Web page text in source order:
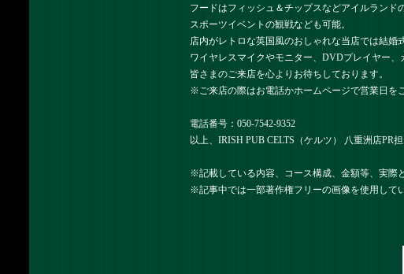
フードはフィッシュ＆チップスなどアイルランド
スポーツイベントの観戦なども可能。
店内がレトロな英国風のおしゃれな当店では結婚
ワイヤレスマイクやモニター、DVDプレイヤー、
皆さまのご来店を心よりお待ちしております。
※ご来店の際はお電話かホームページで営業日を
電話番号：050-7542-9352
以上、IRISH PUB CELTS（ケルツ） 八重洲店PR担
※記載している内容、コース構成、金額等、実際
※記事中では一部著作権フリーの画像を使用して